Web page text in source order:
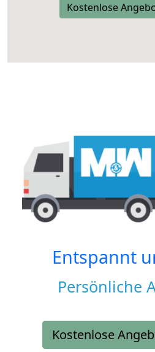
Kostenlose
Entspannt
Persönliche
Kostenlose